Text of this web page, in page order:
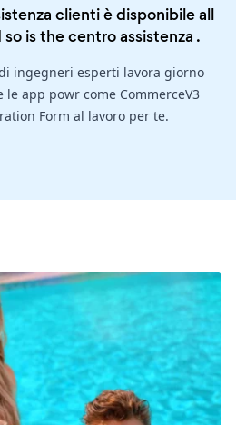
clienti è disponibile all
is thecentro assistenza .
ingegneri esperti lavora giorno
app powr come CommerceV3
Form al lavoro per te.